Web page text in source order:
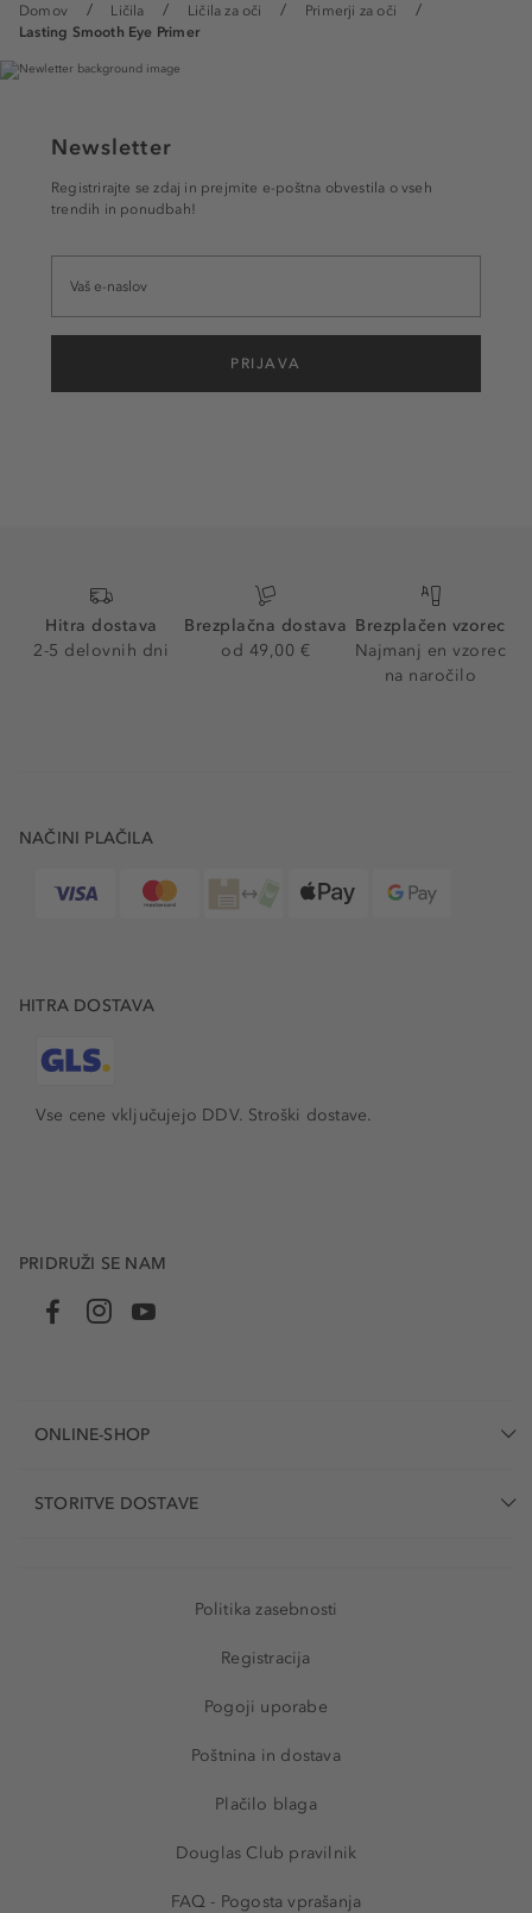
Domov Ličila Ličila za oči
Primerji za oči
Lasting Smooth Eye Primer
Newsletter
Registrirajte se zdaj in prejmite e-poštna obvestila o vseh
trendih in ponudbah!
PRIJAVA
Hitra dostava
2-5 delovnih dni
Brezplačna dostava
od 49,00 €
Brezplačen vzorec
Najmanj en vzorec
na naročilo
NAČINI PLAČILA
HITRA DOSTAVA
Vse cene vključujejo DDV. Stroški dostave.
PRIDRUŽI SE NAM
ONLINE-SHOP
STORITVE DOSTAVE
Politika zasebnosti
Registracija
Pogoji uporabe
Poštnina in dostava
Plačilo blaga
Douglas Club pravilnik
FAQ - Pogosta vprašanja